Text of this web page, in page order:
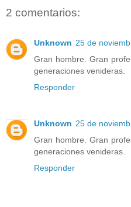
2 comentarios:
Unknown 25 de
Gran hombre. Gran
generaciones venideras.
Responder
Unknown 25 de
Gran hombre. Gran
generaciones venideras.
Responder